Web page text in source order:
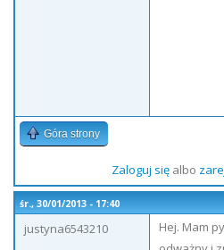
Góra strony
Zaloguj sięalbo
śr., 30/01/2013 - 17:40
justyna6543210
Hej. Mam